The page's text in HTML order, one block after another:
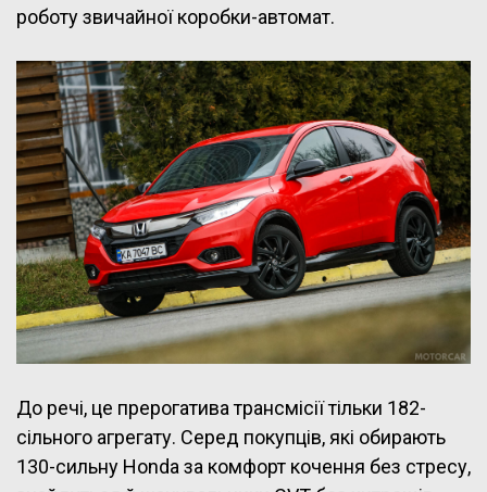
роботу звичайної коробки-автомат.
До речі, це прерогатива трансмісії тільки 182-
сільного агрегату. Серед покупців, які обирають
130-сильну Honda за комфорт кочення без стресу,